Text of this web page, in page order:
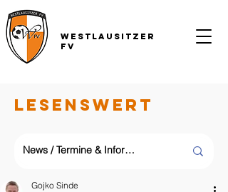
Westlausitzer
FV
LESENSWERT
Gojko Sinde